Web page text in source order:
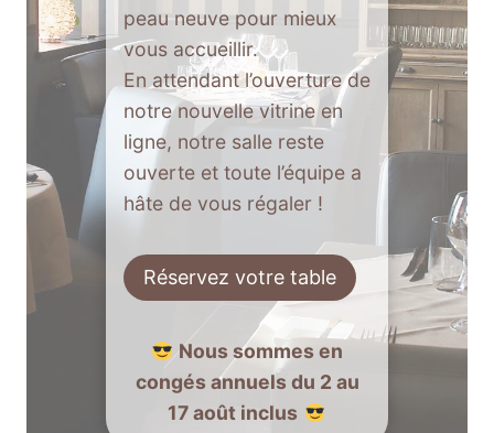
peau neuve pour mieux
vous accueillir.
En attendant l’ouverture de
notre nouvelle vitrine en
ligne, notre salle reste
ouverte et toute l’équipe a
hâte de vous régaler !
Réservez votre table
Nous sommes en
congés annuels du 2 au
17 août inclus